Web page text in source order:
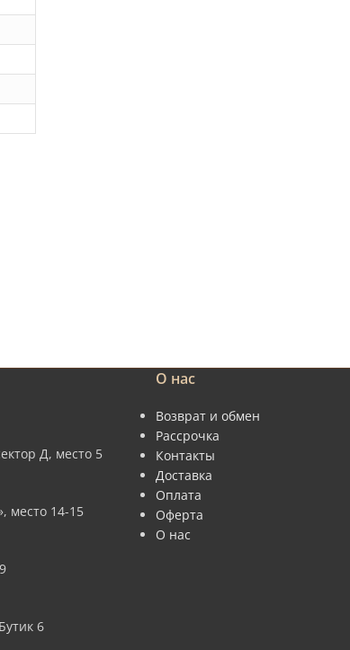
Д, место 5
место 14-15
6
О нас
Возврат и обмен
Рассрочка
Контакты
Доставка
Оплата
Оферта
О нас